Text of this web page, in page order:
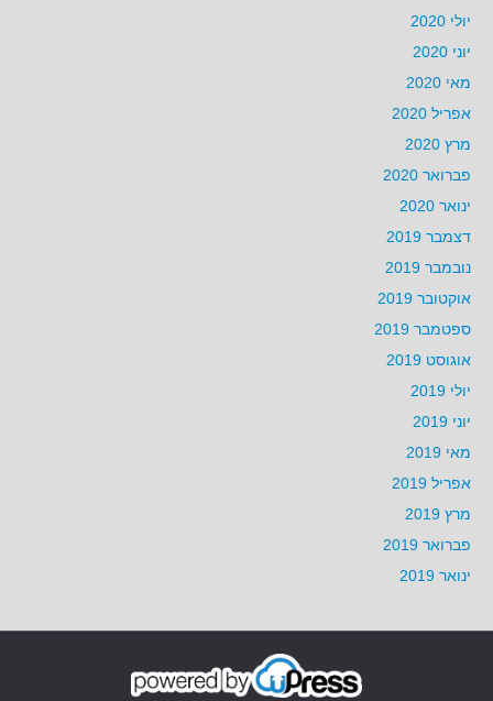
יולי 2020
יוני 2020
מאי 2020
אפריל 2020
מרץ 2020
פברואר 2020
ינואר 2020
דצמבר 2019
נובמבר 2019
אוקטובר 2019
ספטמבר 2019
אוגוסט 2019
יולי 2019
יוני 2019
מאי 2019
אפריל 2019
מרץ 2019
פברואר 2019
ינואר 2019